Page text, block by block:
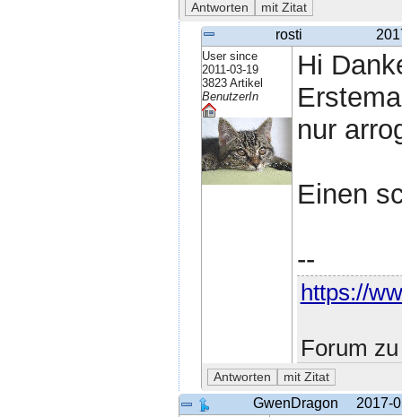
rosti
User since
2011-03-19
3823 Artikel
BenutzerIn
Hi
nur
Einen
--
https://
Forum
GwenDragon 2017-